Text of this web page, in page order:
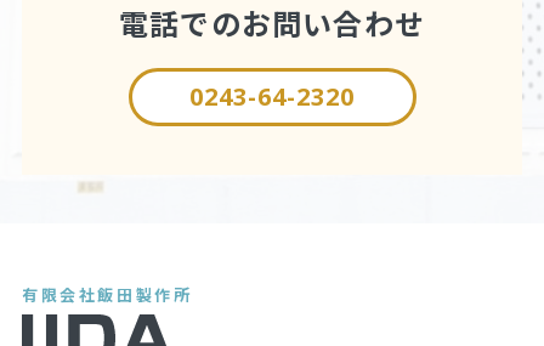
電話でのお問い合わせ
0243-64-2320
有限会社飯田製作所